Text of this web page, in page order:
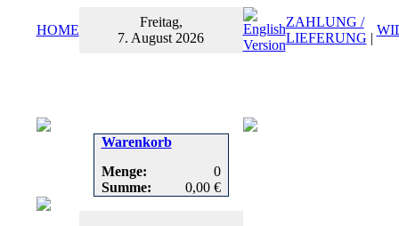
HOME
Freitag,
7. August 2026
ZAHLUNG /
LIEFERUNG |
Warenkorb
Menge:
0
Summe:
0,00 €